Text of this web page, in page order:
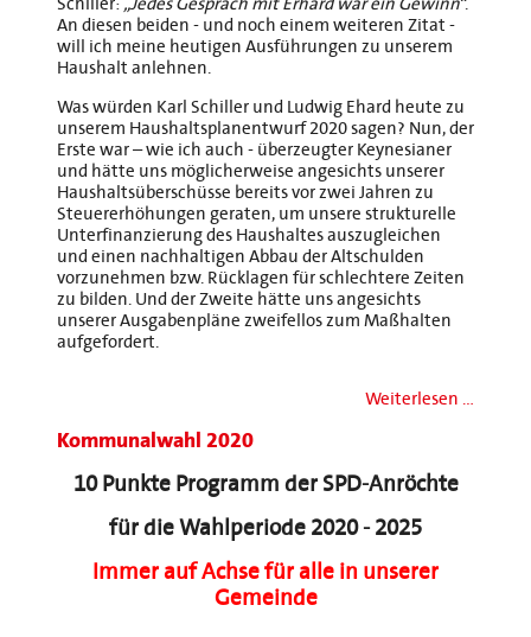
An diesen beiden - und noch einem weiteren Zitat -
will ich meine heutigen Ausführungen zu unserem
Haushalt anlehnen.
Was würden Karl Schiller und Ludwig Ehard heute zu
unserem Haushaltsplanentwurf 2020 sagen? Nun, der
Erste war – wie ich auch - überzeugter Keynesianer
und hätte uns möglicherweise angesichts unserer
Haushaltsüberschüsse bereits vor zwei Jahren zu
Steuererhöhungen geraten, um unsere strukturelle
Unterfinanzierung des Haushaltes auszugleichen
und einen nachhaltigen Abbau der Altschulden
vorzunehmen bzw. Rücklagen für schlechtere Zeiten
zu bilden. Und der Zweite hätte uns angesichts
unserer Ausgabenpläne zweifellos zum Maßhalten
aufgefordert.
Weiterlesen …
Kommunalwahl 2020
10 Punkte Programm der SPD-Anröchte
für die Wahlperiode 2020 - 2025
Immer auf Achse für alle in unserer
Gemeinde